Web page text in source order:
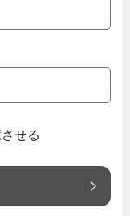
せる